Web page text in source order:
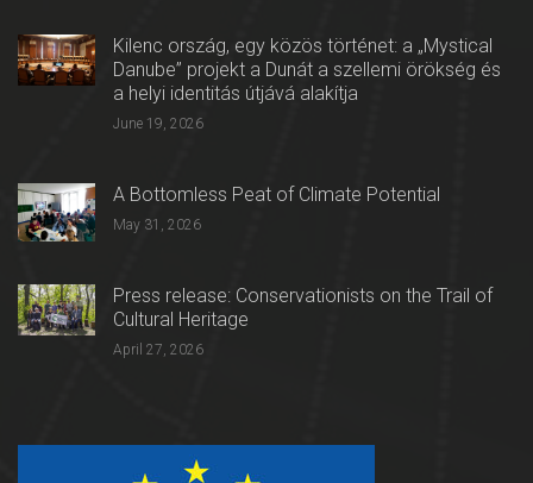
Kilenc ország, egy közös történet: a „Mystical
Danube” projekt a Dunát a szellemi örökség és
a helyi identitás útjává alakítja
June 19, 2026
A Bottomless Peat of Climate Potential
May 31, 2026
Press release: Conservationists on the Trail of
Cultural Heritage
April 27, 2026